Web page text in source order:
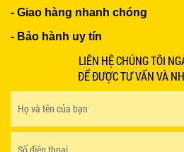
750.000 VNĐ
GHẾ EAMES -
- Giao hàng nhanh chóng
- Bảo hành uy tín
LIÊN HỆ CHÚNG TÔI
ĐỂ ĐƯỢC TƯ VẤN VÀ